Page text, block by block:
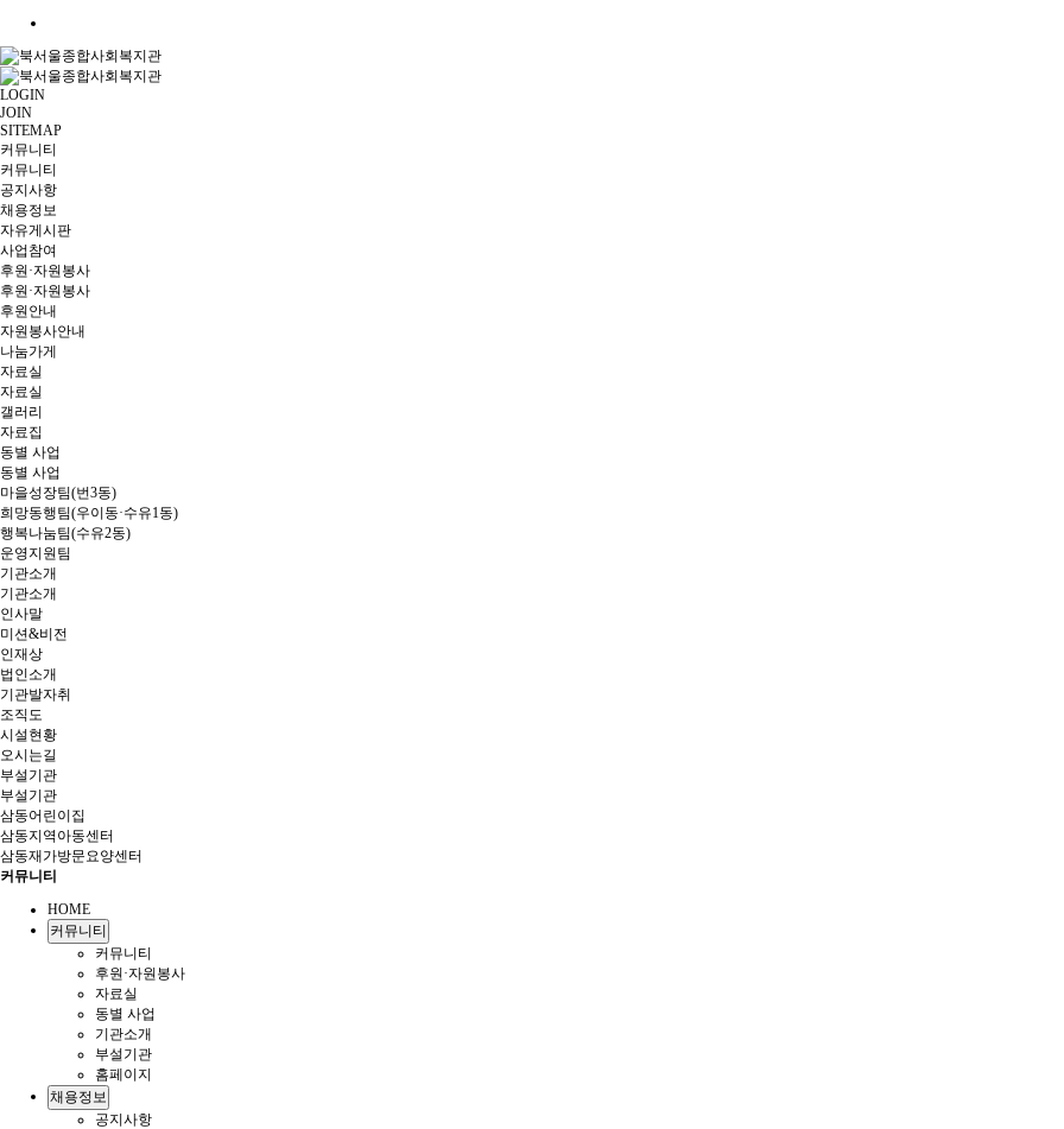
LOGIN
JOIN
SITEMAP
커뮤니티
커뮤니티
공지사항
채용정보
자유게시판
사업참여
후원·자원봉사
후원·자원봉사
후원안내
자원봉사안내
나눔가게
자료실
자료실
갤러리
자료집
동별 사업
동별 사업
마을성장팀(번3동)
희망동행팀(우이동·수유1동)
행복나눔팀(수유2동)
운영지원팀
기관소개
기관소개
인사말
미션&비전
인재상
법인소개
기관발자취
조직도
시설현황
오시는길
부설기관
부설기관
삼동어린이집
삼동지역아동센터
삼동재가방문요양센터
커뮤니티
HOME
커뮤니티
커뮤니티
후원·자원봉사
자료실
동별 사업
기관소개
부설기관
홈페이지
채용정보
공지사항